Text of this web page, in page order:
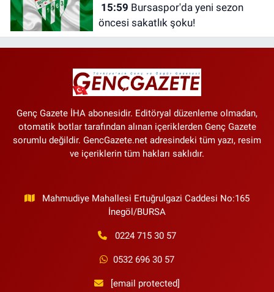
15:59
öncesi sakatlık şoku!
Genç Gazete İHA abonesidir. Editöryal düzenleme olmadan,
otomatik botlar tarafından alınan içeriklerden Genç Gazete
sorumlu değildir. GencGazete.net adresindeki tüm yazı, resim
ve içeriklerin tüm hakları saklıdır.
Mahmudiye Mahallesi Ertuğrulgazi Caddesi No:165
İnegöl/BURSA
0224 715 30 57
0532 696 30 57
[email protected]